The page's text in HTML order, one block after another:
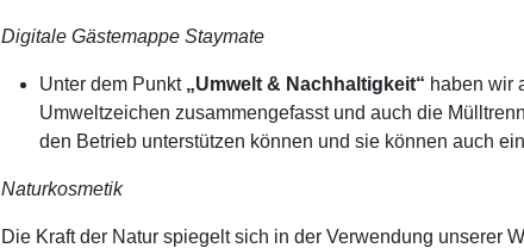
Digitale Gästemappe Staymate
Unter dem Punkt „Umwelt & Nachhaltigkeit“ haben wir
Umweltzeichen zusammengefasst und auch die
den Betrieb unterstützen können und sie können auch
Naturkosmetik
Die Kraft der Natur spiegelt sich in der Verwendung unserer